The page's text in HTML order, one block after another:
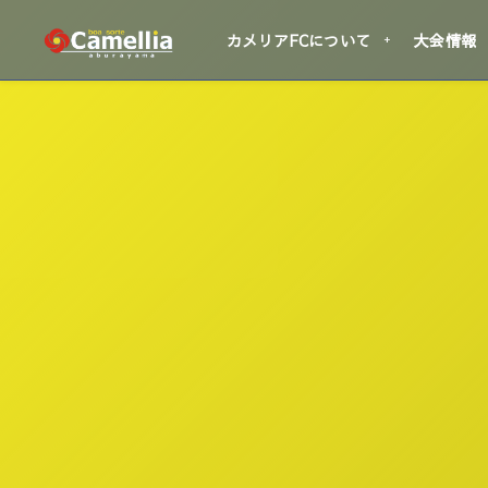
カメリアFCについて 大会情報